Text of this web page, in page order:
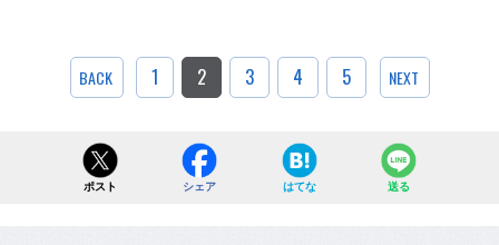
BACK 1 2 3 4 5 NEXT
ポスト シェア はてな 送る